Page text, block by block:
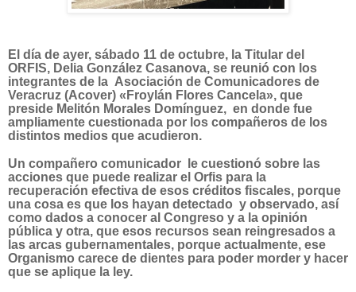
El día de ayer, sábado 11 de octubre, la Titular del
ORFIS, Delia González Casanova, se reunió con los
integrantes de la Asociación de Comunicadores de
Veracruz (Acover) «Froylán Flores Cancela», que
preside Melitón Morales Domínguez, en donde fue
ampliamente cuestionada por los compañeros de los
distintos medios que acudieron.
Un compañero comunicador le cuestionó sobre las
acciones que puede realizar el Orfis para la
recuperación efectiva de esos créditos fiscales, porque
una cosa es que los hayan detectado y observado, así
como dados a conocer al Congreso y a la opinión
pública y otra, que esos recursos sean reingresados a
las arcas gubernamentales, porque actualmente, ese
Organismo carece de dientes para poder morder y hacer
que se aplique la ley.